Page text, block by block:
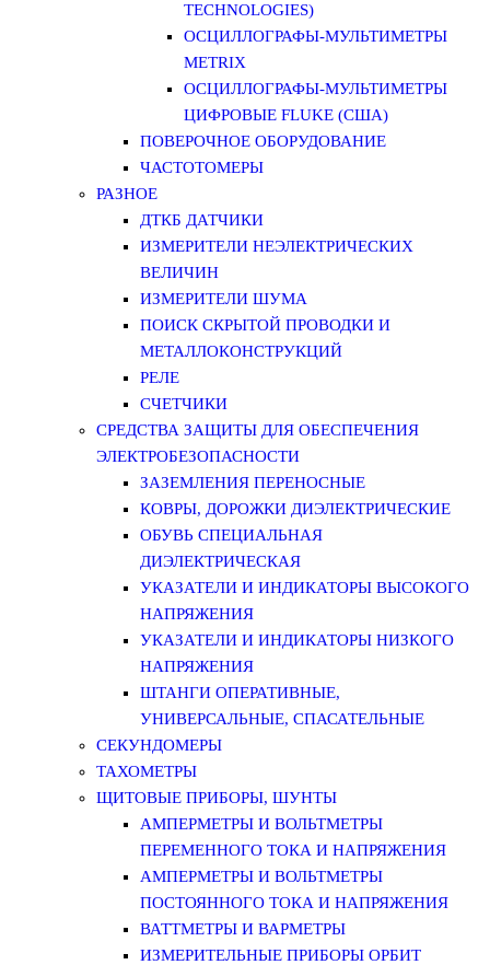
TECHNOLOGIES)
ОСЦИЛЛОГРАФЫ-МУЛЬТИМЕТРЫ
METRIX
ОСЦИЛЛОГРАФЫ-МУЛЬТИМЕТРЫ
ЦИФРОВЫЕ FLUKE (США)
ПОВЕРОЧНОЕ ОБОРУДОВАНИЕ
ЧАСТОТОМЕРЫ
РАЗНОЕ
ДТКБ ДАТЧИКИ
ИЗМЕРИТЕЛИ НЕЭЛЕКТРИЧЕСКИХ
ВЕЛИЧИН
ИЗМЕРИТЕЛИ ШУМА
ПОИСК СКРЫТОЙ ПРОВОДКИ И
МЕТАЛЛОКОНСТРУКЦИЙ
РЕЛЕ
СЧЕТЧИКИ
СРЕДСТВА ЗАЩИТЫ ДЛЯ ОБЕСПЕЧЕНИЯ
ЭЛЕКТРОБЕЗОПАСНОСТИ
ЗАЗЕМЛЕНИЯ ПЕРЕНОСНЫЕ
КОВРЫ, ДОРОЖКИ ДИЭЛЕКТРИЧЕСКИЕ
ОБУВЬ СПЕЦИАЛЬНАЯ
ДИЭЛЕКТРИЧЕСКАЯ
УКАЗАТЕЛИ И ИНДИКАТОРЫ ВЫСОКОГО
НАПРЯЖЕНИЯ
УКАЗАТЕЛИ И ИНДИКАТОРЫ НИЗКОГО
НАПРЯЖЕНИЯ
ШТАНГИ ОПЕРАТИВНЫЕ,
УНИВЕРСАЛЬНЫЕ, СПАСАТЕЛЬНЫЕ
СЕКУНДОМЕРЫ
ТАХОМЕТРЫ
ЩИТОВЫЕ ПРИБОРЫ, ШУНТЫ
АМПЕРМЕТРЫ И ВОЛЬТМЕТРЫ
ПЕРЕМЕННОГО ТОКА И НАПРЯЖЕНИЯ
АМПЕРМЕТРЫ И ВОЛЬТМЕТРЫ
ПОСТОЯННОГО ТОКА И НАПРЯЖЕНИЯ
ВАТТМЕТРЫ И ВАРМЕТРЫ
ИЗМЕРИТЕЛЬНЫЕ ПРИБОРЫ ОРБИТ